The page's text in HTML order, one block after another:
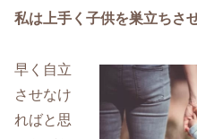
私は上手く子供を巣立ちさ
早く自立
させなけ
ればと思